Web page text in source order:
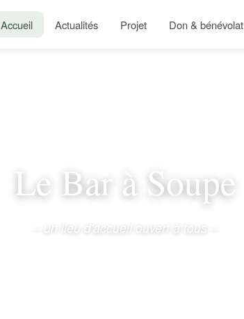
Accueil Actualités Projet Don & bénévolat
Le Bar à Soupe
– un lieu d'accueil ouvert à tous –